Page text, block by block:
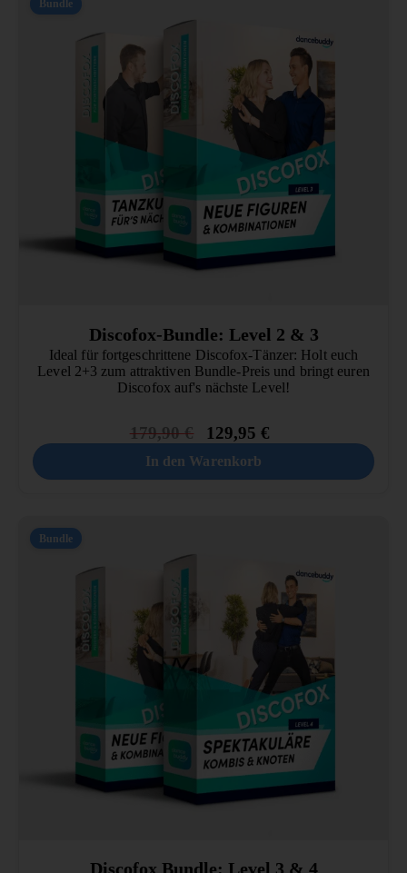
Bundle
Discofox-Bundle: Level 2 & 3
Ideal für fortgeschrittene Discofox-Tänzer: Holt euch
Level 2+3 zum attraktiven Bundle-Preis und bringt euren
Discofox auf's nächste Level!
179,90€ 129,95€
In den Warenkorb
Bundle
Discofox Bundle: Level 3 & 4